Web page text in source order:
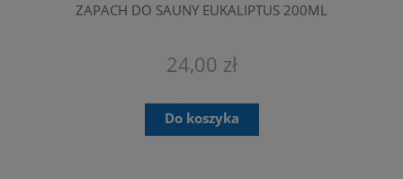
ZAPACH DO SAUNY EUKALIPTUS 200ML
24,00 zł
Do koszyka